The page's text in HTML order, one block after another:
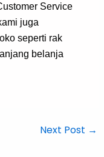
Service
juga
seperti rak
belanja
Next Post →